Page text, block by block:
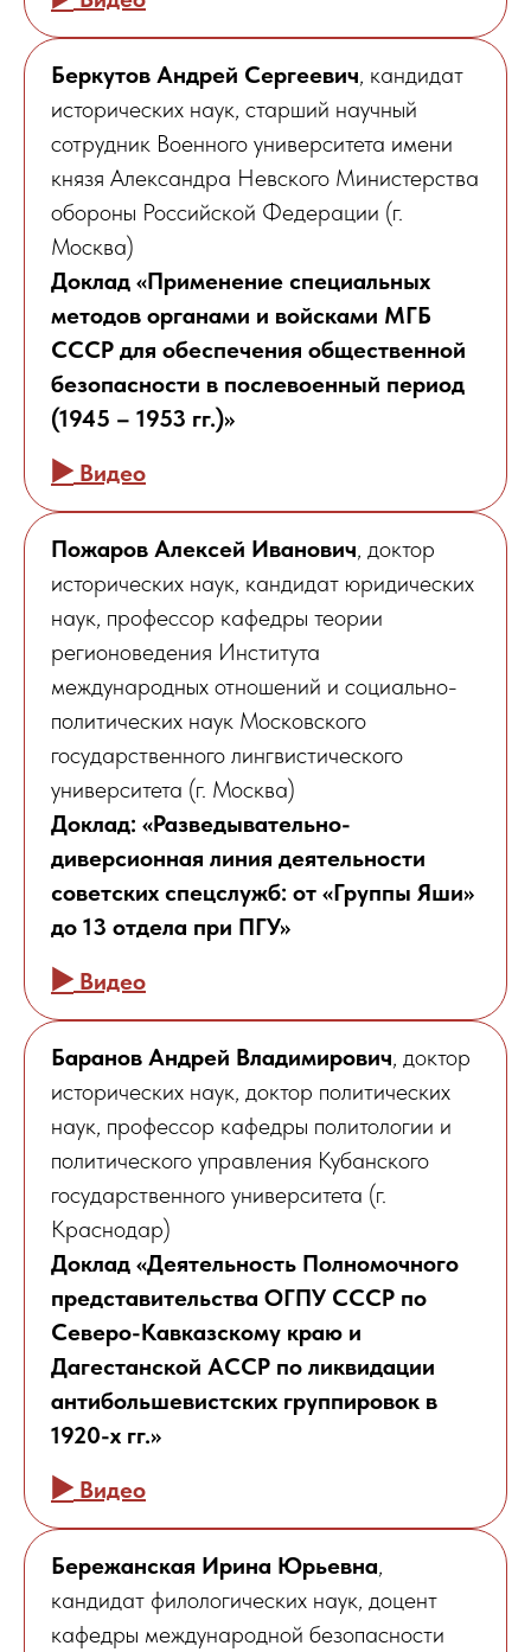
Беркутов Андрей Сергеевич, кандидат
исторических наук, старший научный
сотрудник Военного университета имени
князя Александра Невского Министерства
обороны Российской Федерации (г.
Москва)
Доклад «Применение специальных
методов органами и войсками МГБ
СССР для обеспечения общественной
безопасности в послевоенный период
(1945 – 1953 гг.)»
▶️ Видео
Пожаров Алексей Иванович, доктор
исторических наук, кандидат юридических
наук, профессор кафедры теории
регионоведения Института
международных отношений и социально-
политических наук Московского
государственного лингвистического
университета (г. Москва)
Доклад: «Разведывательно-
диверсионная линия деятельности
советских спецслужб: от «Группы Яши»
до 13 отдела при ПГУ»
▶️ Видео
Баранов Андрей Владимирович, доктор
исторических наук, доктор политических
наук, профессор кафедры политологии и
политического управления Кубанского
государственного университета (г.
Краснодар)
Доклад «Деятельность Полномочного
представительства ОГПУ СССР по
Северо-Кавказскому краю и
Дагестанской АССР по ликвидации
антибольшевистских группировок в
1920-х гг.»
▶️ Видео
Бережанская Ирина Юрьевна,
кандидат филологических наук, доцент
кафедры международной безопасности